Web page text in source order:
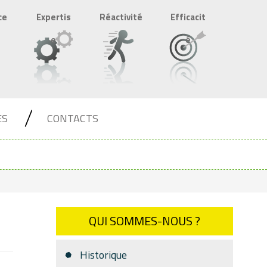
Expertis
e
Réactivité
Efficacit
é
CONTACTS
QUI SOMMES-NOUS ?
Historique